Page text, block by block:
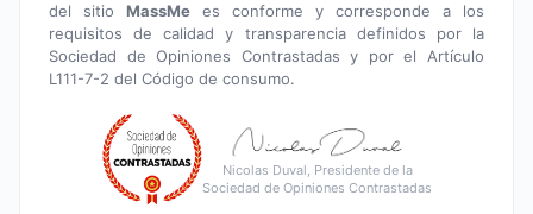
del sitio MassMe es conforme y corresponde a los
requisitos de calidad y transparencia definidos por la
Sociedad de Opiniones Contrastadas y por el Artículo
L111-7-2 del Código de consumo.
Nicolas Duval, Presidente de la
Sociedad de Opiniones Contrastadas